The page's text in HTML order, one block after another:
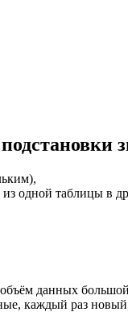
одной таблицы в
данных
каждый раз